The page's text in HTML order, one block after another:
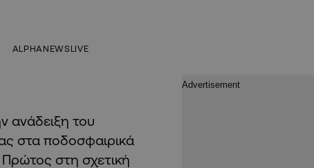
ALPHANEWSLIVE
ανάδειξη του
στα ποδοσφαιρικά
Πρώτος στη σχετική